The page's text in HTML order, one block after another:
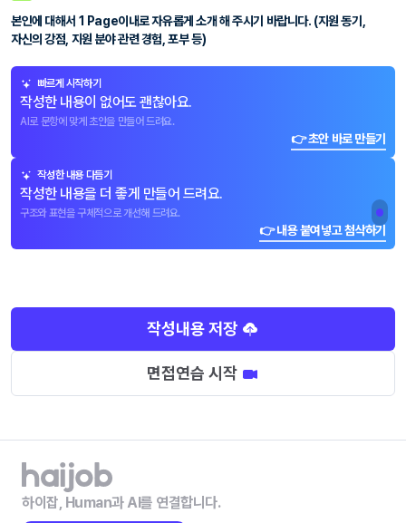
본인에 대해서 1 Page이내로 자유롭게 소개 해 주시기 바랍니다. (지원 동기,
자신의 강점, 지원 분야 관련 경험, 포부 등)
빠르게 시작하기
작성한 내용이 없어도 괜찮아요.
AI로 문항에 맞게 초안을 만들어 드려요.
👉 초안 바로 만들기
작성한 내용 다듬기
작성한 내용을 더 좋게 만들어 드려요.
구조와 표현을 구체적으로 개선해 드려요.
👉 내용 붙여넣고 첨삭하기
작성내용 저장
면접연습 시작
하이잡, Human과 AI를 연결합니다.